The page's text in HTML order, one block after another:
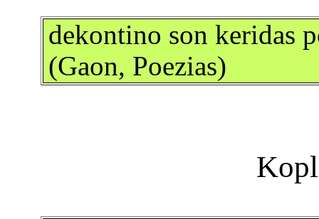
dekontino son keridas
(Gaon, Poezias)